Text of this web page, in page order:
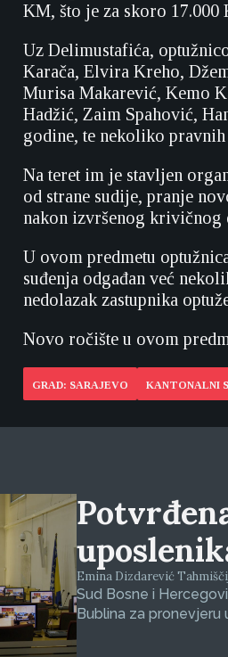
KM, što je za skoro 17.000
Uz Delimustafića,
Karača, Elvira Kreho,
Murisa Makarević, Kemo
Hadžić, Zaim Spahović,
godine, te nekoliko
Na teret im je stavljen
od strane sudije, pranje
nakon izvršenog krivičnog
U ovom predmetu
suđenja odgađan već
nedolazak zastupnika
Novo ročište u ovom
GRAD: SARAJEVO KANTONALNI
Emina Dizdarević
Sud Bosne i
Bublina za pronevjeru